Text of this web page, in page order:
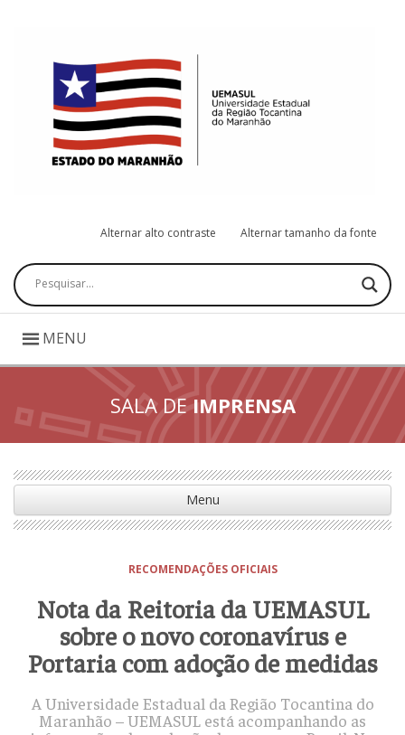
Alternar alto contraste Alternar tamanho da fonte
Pesquisar
MENU
SALA DEIMPRENSA
Menu
RECOMENDAÇÕES OFICIAIS
Nota da Reitoria da UEMASUL
sobre o novo coronavírus e
Portaria com adoção de medidas
A Universidade Estadual da Região Tocantina do
Maranhão – UEMASUL está acompanhando as